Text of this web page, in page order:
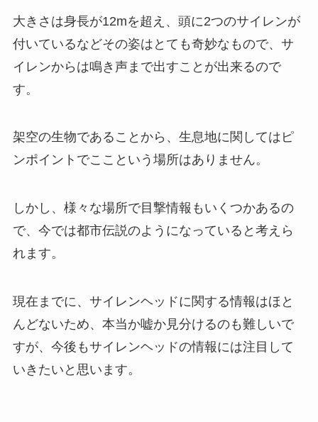
大きさは身長が12mを超え、頭に2つのサイレンが
付いているなどその姿はとても奇妙なもので、サ
イレンからは鳴き声まで出すことが出来るので
す。
架空の生物であることから、生息地に関してはピ
ンポイントでここという場所はありません。
しかし、様々な場所で目撃情報もいくつかあるの
で、今では都市伝説のようになっていると考えら
れます。
現在までに、サイレンヘッドに関する情報はほと
んどないため、本当か嘘か見分けるのも難しいで
すが、今後もサイレンヘッドの情報には注目して
いきたいと思います。